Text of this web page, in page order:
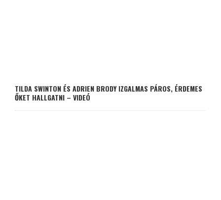
TILDA SWINTON ÉS ADRIEN BRODY IZGALMAS PÁROS, ÉRDEMES
ŐKET HALLGATNI – VIDEÓ